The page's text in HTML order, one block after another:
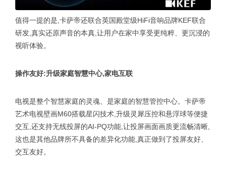
值得一提的是,卡萨帝还联合英国殿堂级HiFi音响品牌KEF联合
研发,真实还原声音的本真,让用户在家中享受更纯粹、更沉浸的
视听体验。
操作友好:升级家庭智慧中心,家电互联
电视是整个智慧家庭的灵魂、是家庭的智慧管控中心。卡萨帝
艺术电视壁画M60搭载星闪技术,升级灵犀压控和悬浮球等便捷
交互,还支持无线投屏的AI-PQ功能,让投屏画面画质更流畅清晰,
这也是其他品牌所不具备的差异化功能,真正做到了投屏友好、
交互友好。